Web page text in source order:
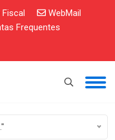
WebMail
Frequentes